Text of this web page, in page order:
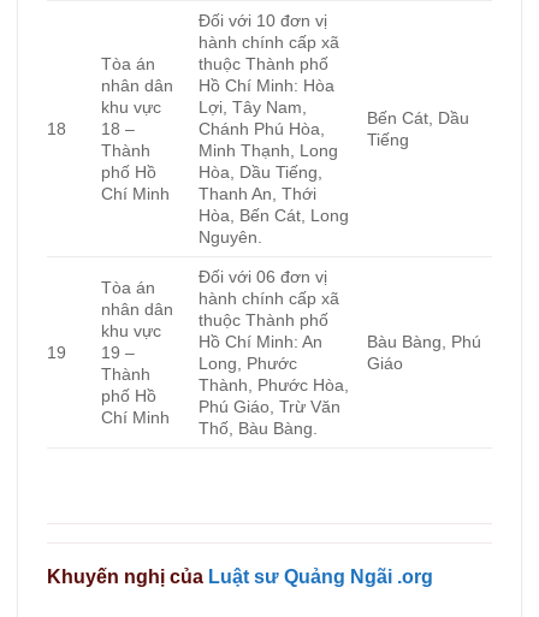
18
Tòa án
nhân dân
khu vực
18 –
Thành
phố Hồ
Chí Minh
Đối với 10 đơn vị
hành chính cấp xã
thuộc Thành phố
Hồ Chí Minh: Hòa
Lợi, Tây Nam,
Chánh Phú Hòa,
Minh Thạnh, Long
Hòa, Dầu Tiếng,
Thanh An, Thới
Hòa, Bến Cát, Long
Nguyên.
Bến Cát, Dầu
Tiếng
19
Tòa án
nhân dân
khu vực
19 –
Thành
phố Hồ
Chí Minh
Đối với 06 đơn vị
hành chính cấp xã
thuộc Thành phố
Hồ Chí Minh: An
Long, Phước
Thành, Phước Hòa,
Phú Giáo, Trừ Văn
Thố, Bàu Bàng.
Bàu Bàng, Phú
Giáo
Khuyến nghị của Luật sư Quảng Ngãi .org